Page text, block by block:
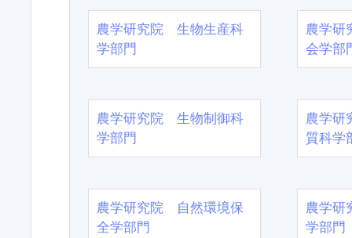
農学研究院 生物生産科
学部門
農学
会学部
農学研究院 生物制御科
学部門
農学
質科学
農学研究院 自然環境保
全学部門
農学
学部門